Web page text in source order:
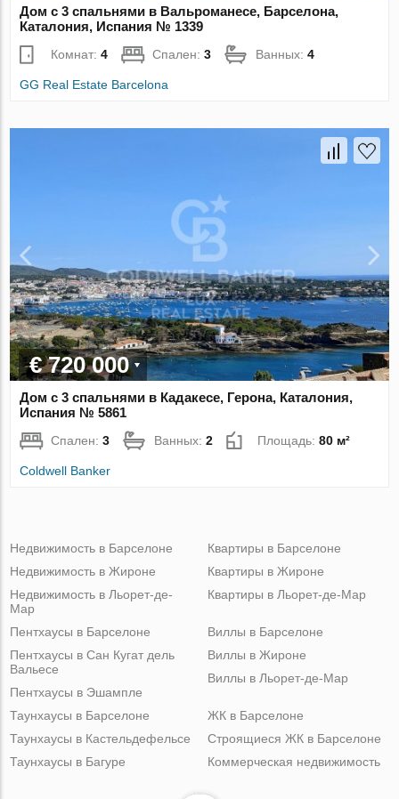
Дом с 3 спальнями в Вальроманесе, Барселона,
Каталония, Испания № 1339
Комнат:4 Спален:3 Ванных:4
GG Real Estate Barcelona
€ 720 000
Дом с 3 спальнями в Кадакесе, Герона, Каталония,
Испания № 5861
Спален:3 Ванных:2 Площадь:80 м²
Coldwell Banker
Недвижимость в Барселоне
Недвижимость в Жироне
Недвижимость в Льорет-де-
Мар
Квартиры в Барселоне
Квартиры в Жироне
Квартиры в Льорет-де-Мар
Пентхаусы в Барселоне
Пентхаусы в Сан Кугат дель
Вальесе
Пентхаусы в Эшампле
Виллы в Барселоне
Виллы в Жироне
Виллы в Льорет-де-Мар
Таунхаусы в Барселоне
Таунхаусы в Кастельдефельсе
Таунхаусы в Багуре
ЖК в Барселоне
Строящиеся ЖК в Барселоне
Коммерческая недвижимость